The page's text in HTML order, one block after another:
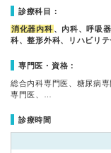
診療科目：
消化器内科 、内科、呼吸
科、整形外科、リハビリ
専門医・資格：
総合内科専門医、糖尿病
専門医、…
診療時間